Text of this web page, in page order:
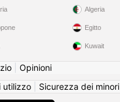
Algeria
Egitto
Kuwait
| Opinioni
utilizzo Sicurezza dei minori